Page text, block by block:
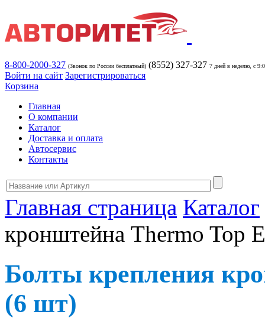
8-800-2000-327 (Звонок по России бесплатный) (8552) 327-327 7 дней в неделю, с
Войти на сайт Зарегистрироваться
Корзина
Главная
О компании
Каталог
Доставка и оплата
Автосервис
Контакты
Главная страница Каталог
кронштейна Thermo Top
Болты крепления
(6 шт)